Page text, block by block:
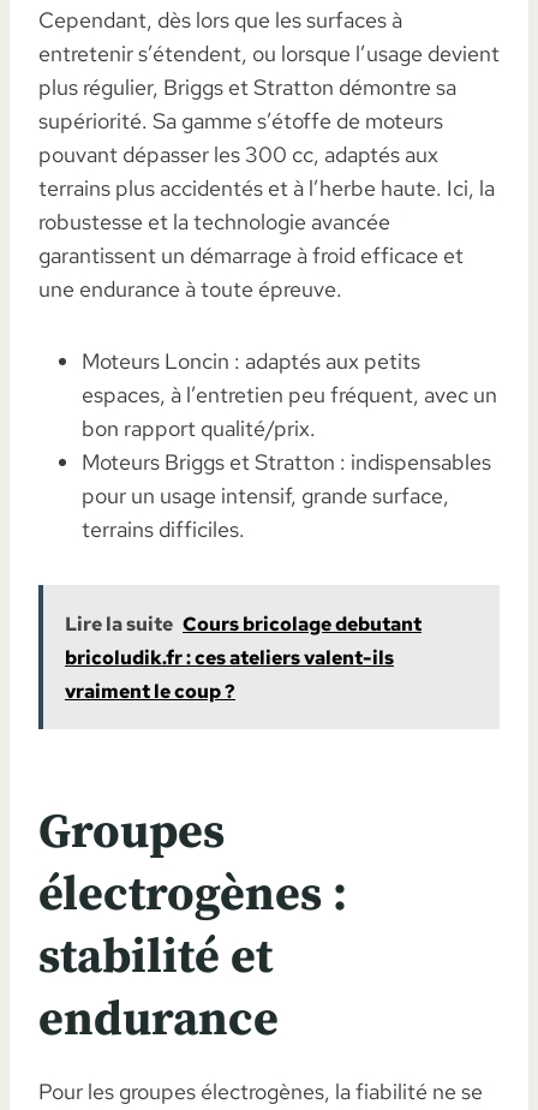
Cependant, dès lors que les surfaces à
entretenir s’étendent, ou lorsque l’usage devient
plus régulier, Briggs et Stratton démontre sa
supériorité. Sa gamme s’étoffe de moteurs
pouvant dépasser les 300 cc, adaptés aux
terrains plus accidentés et à l’herbe haute. Ici, la
robustesse et la technologie avancée
garantissent un démarrage à froid efficace et
une endurance à toute épreuve.
Moteurs Loncin : adaptés aux petits
espaces, à l’entretien peu fréquent, avec un
bon rapport qualité/prix.
Moteurs Briggs et Stratton : indispensables
pour un usage intensif, grande surface,
terrains difficiles.
Lire la suite Cours bricolage debutant
bricoludik.fr : ces ateliers valent-ils
vraiment le coup ?
Groupes
électrogènes :
stabilité et
endurance
Pour les groupes électrogènes, la fiabilité ne se